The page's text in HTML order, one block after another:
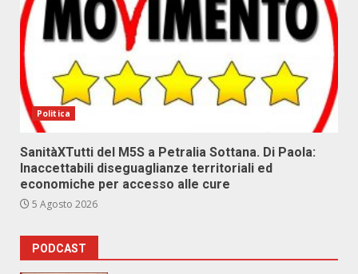
Politica
SanitàXTutti del M5S a Petralia Sottana. Di Paola:
Inaccettabili diseguaglianze territoriali ed
economiche per accesso alle cure
5 Agosto 2026
PODCAST